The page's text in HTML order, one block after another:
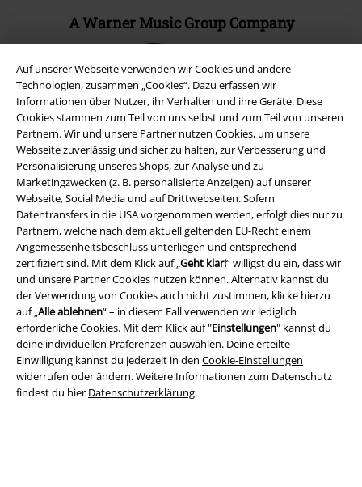
Auf unserer Webseite verwenden wir Cookies und andere
Technologien, zusammen „Cookies“. Dazu erfassen wir
Informationen über Nutzer, ihr Verhalten und ihre Geräte. Diese
Cookies stammen zum Teil von uns selbst und zum Teil von unseren
Partnern. Wir und unsere Partner nutzen Cookies, um unsere
Webseite zuverlässig und sicher zu halten, zur Verbesserung und
Personalisierung unseres Shops, zur Analyse und zu
Marketingzwecken (z. B. personalisierte Anzeigen) auf unserer
Webseite, Social Media und auf Drittwebseiten. Sofern
Datentransfers in die USA vorgenommen werden, erfolgt dies nur zu
Partnern, welche nach dem aktuell geltenden EU-Recht einem
Angemessenheitsbeschluss unterliegen und entsprechend
zertifiziert sind. Mit dem Klick auf „ Geht klar!“ willigst du ein, dass wir
und unsere Partner Cookies nutzen können. Alternativ kannst du
der Verwendung von Cookies auch nicht zustimmen, klicke hierzu
auf „ Alle ablehnen“ – in diesem Fall verwenden wir lediglich
erforderliche Cookies. Mit dem Klick auf "Einstellungen" kannst du
deine individuellen Präferenzen auswählen. Deine erteilte
Einwilligung kannst du jederzeit in den Cookie-Einstellungen
widerrufen oder ändern. Weitere Informationen zum Datenschutz
findest du hier Datenschutzerklärung.
A Warner Music Group Company
Rechtliches
AGB
Impressum
Datenschutz
Entsorgung und Umweltschutz